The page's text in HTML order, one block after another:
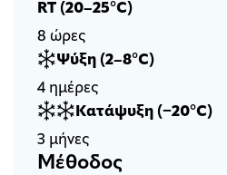
RT (20–25°C)
8 ώρες
Ψύξη (2–8°C)
4 ημέρες
Κατάψυξη (−20°C)
3 μήνες
Μέθοδος